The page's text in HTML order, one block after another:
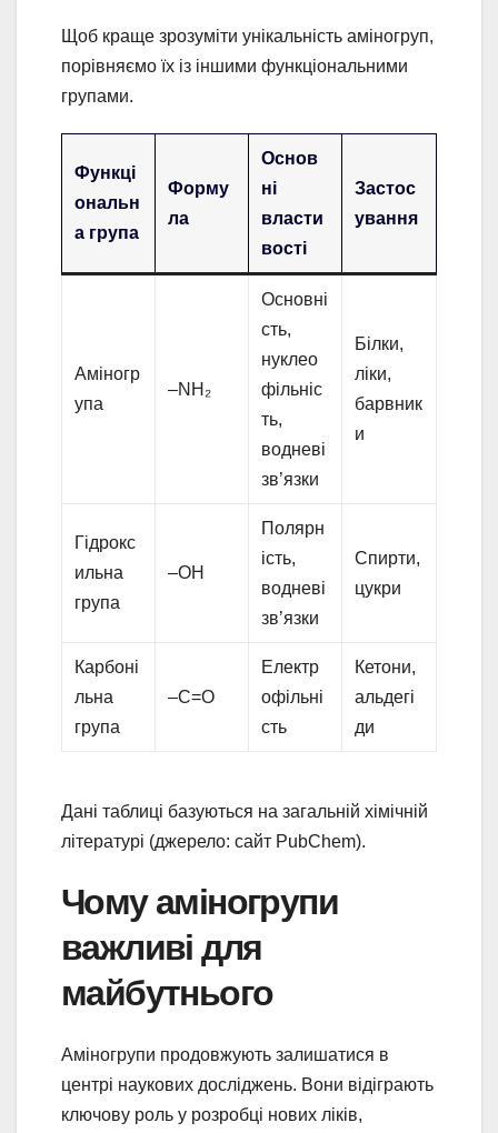
Щоб краще зрозуміти унікальність аміногруп,
порівняємо їх із іншими функціональними
групами.
Функці
ональн
а група
Форму
ла
Основ
ні
власти
вості
Застос
ування
Аміногр
упа
–NH₂
Основні
сть,
нуклео
фільніс
ть,
водневі
зв’язки
Білки,
ліки,
барвник
и
Гідрокс
ильна
група
–OH
Полярн
ість,
водневі
зв’язки
Спирти,
цукри
Карбоні
льна
група
–C=O
Електр
офільні
сть
Кетони,
альдегі
ди
Дані таблиці базуються на загальній хімічній
літературі (джерело: сайт PubChem).
Чому аміногрупи
важливі для
майбутнього
Аміногрупи продовжують залишатися в
центрі наукових досліджень. Вони відіграють
ключову роль у розробці нових ліків,